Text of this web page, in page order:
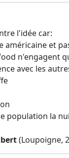
l'idée car:
américaine et
n'engagent
avec les
population la
(Loupoigne,